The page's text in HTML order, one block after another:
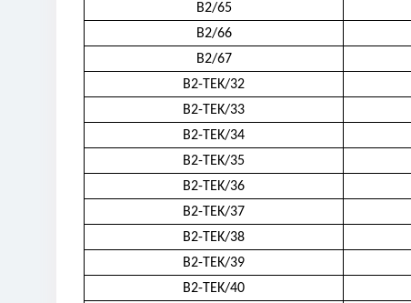
B2/65
B2/66
B2/67
B2-TEK/32
B2-TEK/33
B2-TEK/34
B2-TEK/35
B2-TEK/36
B2-TEK/37
B2-TEK/38
B2-TEK/39
B2-TEK/40